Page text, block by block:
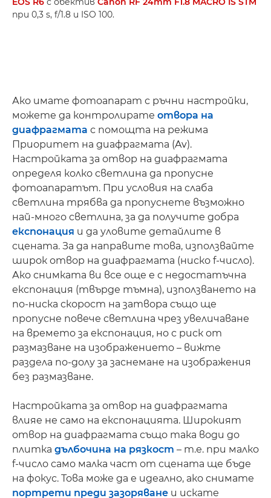
при 0,3 s, f/1.8 и ISO 100.
Ако имате фотоапарат с ръчни настройки,
можете да контролирате отвора на
диафрагмата с помощта на режима
Приоритет на диафрагмата (Av).
Настройката за отвор на диафрагмата
определя колко светлина да пропусне
фотоапаратът. При условия на слаба
светлина трябва да пропуснете възможно
най-много светлина, за да получите добра
експонация и да уловите детайлите в
сцената. За да направите това, използвайте
широк отвор на диафрагмата (ниско f-число).
Ако снимката ви все още е с недостатъчна
експонация (твърде тъмна), използването на
по-ниска скорост на затвора също ще
пропусне повече светлина чрез увеличаване
на времето за експонация, но с риск от
размазване на изображението – вижте
раздела по-долу за заснемане на изображения
без размазване.
Настройката за отвор на диафрагмата
влияе не само на експонацията. Широкият
отвор на диафрагмата също така води до
плитка дълбочина на рязкост – т.е. при малко
f-число само малка част от сцената ще бъде
на фокус. Това може да е идеално, ако снимате
портрети преди зазоряване и искате